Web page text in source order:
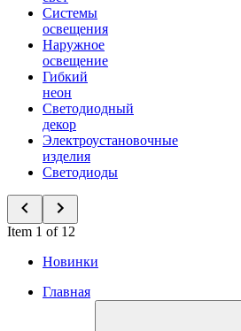
Системы
освещения
Наружное
освещение
Гибкий
неон
Светодиодный
декор
Электроустановочные
изделия
Светодиоды
Item 1 of 12
Новинки
Главная